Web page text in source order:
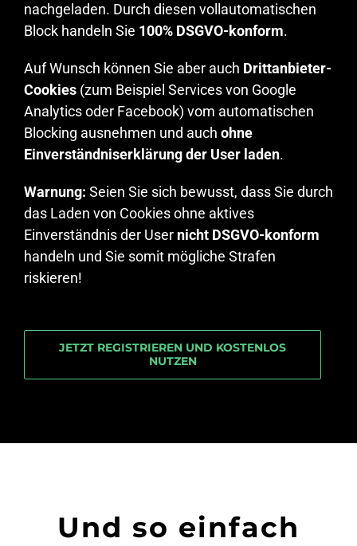
nachgeladen. Durch diesen vollautomatischen
Block handeln Sie 100% DSGVO-konform.
Auf Wunsch können Sie aber auch Drittanbieter-
Cookies (zum Beispiel Services von Google
Analytics oder Facebook) vom automatischen
Blocking ausnehmen und auch ohne
Einverständniserklärung der User laden.
Warnung: Seien Sie sich bewusst, dass Sie durch
das Laden von Cookies ohne aktives
Einverständnis der User nicht DSGVO-konform
handeln und Sie somit mögliche Strafen
riskieren!
JETZT REGISTRIEREN UND KOSTENLOS
NUTZEN
Und so einfach